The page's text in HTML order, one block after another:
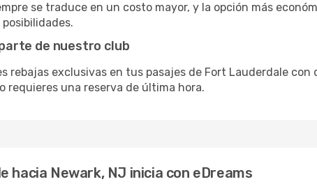
se traduce en un costo mayor, y la opción más
de nuestro club
rebajas exclusivas en tus pasajes de Fort Lauderdale con
requieres una reserva de última hora.
hacia Newark, NJ inicia con eDreams